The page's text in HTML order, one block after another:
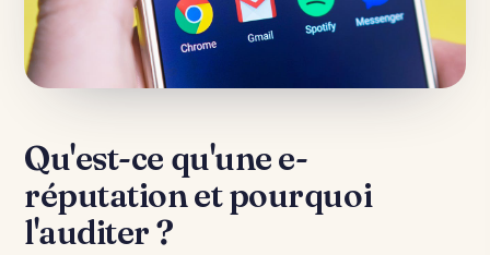
Qu'est-ce qu'une e-
réputation et pourquoi
l'auditer ?